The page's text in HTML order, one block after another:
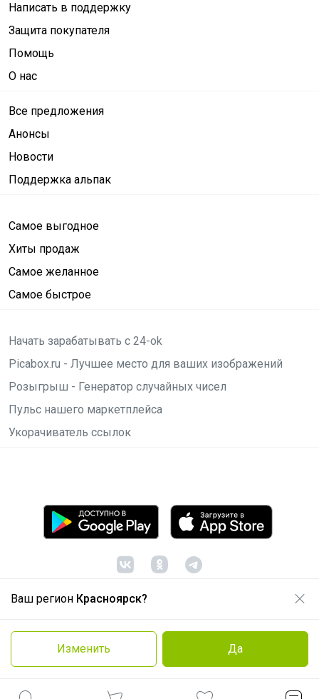
Ваш регион Красноярск?
Изменить Да
Написать в поддержку
Защита покупателя
Помощь
О нас
Все предложения
Анонсы
Новости
Поддержка альпак
Самое выгодное
Хиты продаж
Самое желанное
Самое быстрое
Начать зарабатывать с 24-ok
Picabox.ru - Лучшее место для ваших изображений
Розыгрыш - Генератор случайных чисел
Пульс нашего маркетплейса
Укорачиватель ссылок
© ООО "Лявита", ОГРН 1122468054070, 2012 -2026
Политика конфиденциальности
Cоглашение пользователя